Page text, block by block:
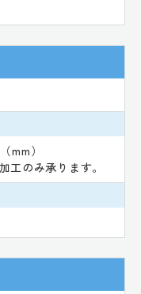
mm）
工のみ承ります。